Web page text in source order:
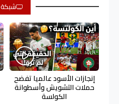
شبكة TV
إنجازات الأسود عالميا تفضح
حملات التشويش وأسطوانة
الكولسة